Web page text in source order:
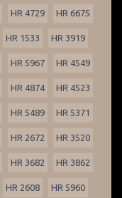
HR 4729 HR 6675
HR 1533 HR 3919
HR 5967 HR 4549
HR 4874 HR 4523
HR 5489 HR 5371
HR 2672 HR 3520
HR 3682 HR 3862
HR 2608 HR 5960